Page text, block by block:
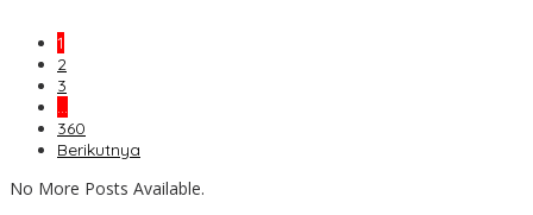
1
2
3
…
360
Berikutnya
No More Posts Available.